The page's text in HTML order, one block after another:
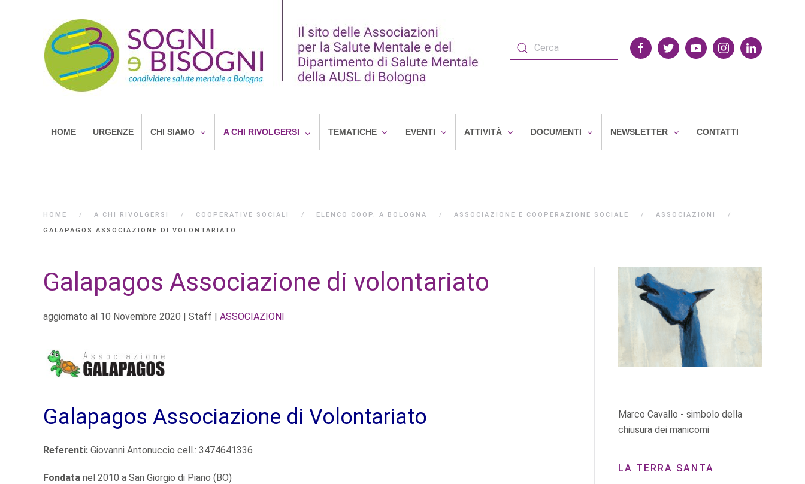
HOME URGENZE CHI SIAMO A CHI RIVOLGERSI TEMATICHE EVENTI ATTIVITÀ DOCUMENTI NEWSLETTER CONTATTI
HOME A CHI RIVOLGERSI COOPERATIVE SOCIALI ELENCO COOP. A BOLOGNA ASSOCIAZIONE E COOPERAZIONE SOCIALE
ASSOCIAZIONI
GALAPAGOS ASSOCIAZIONE DI VOLONTARIATO
Galapagos Associazione di volontariato
aggiornato al 10 Novembre 2020 | Staff | ASSOCIAZIONI
Galapagos Associazione di Volontariato
Referenti: Giovanni Antonuccio cell.: 3474641336
Fondata nel 2010 a San Giorgio di Piano (BO)
Marco Cavallo - simbolo della
chiusura dei manicomi
LA TERRA SANTA